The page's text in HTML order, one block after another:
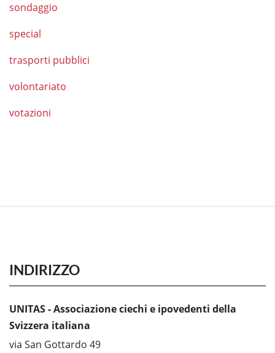
sondaggio
special
trasporti pubblici
volontariato
votazioni
INDIRIZZO
UNITAS - Associazione ciechi e ipovedenti della
Svizzera italiana
via San Gottardo 49